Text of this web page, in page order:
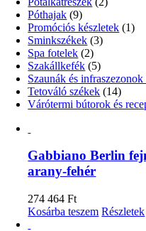
Póthajak (9)
Promóciós készletek (1)
Sminkszékek (3)
Spa fotelek (2)
Szakállkefék (5)
Szaunák és
Tetováló székek (14)
Várótermi bútorok és
Gabbiano Berlin
arany-fehér
274 464Ft
Kosárba teszem Részletek